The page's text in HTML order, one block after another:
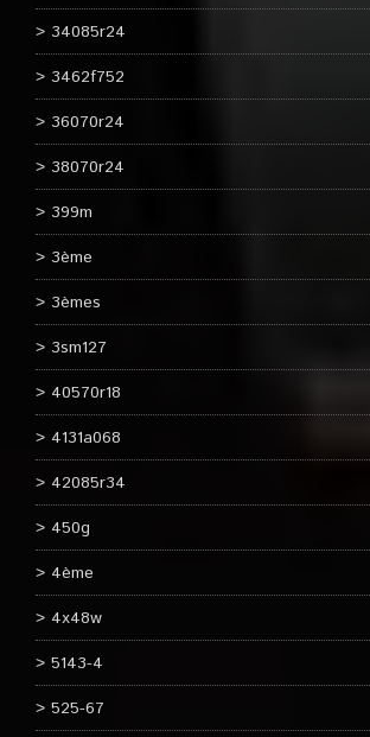
34085r24
3462f752
36070r24
38070r24
399m
3ème
3èmes
3sm127
40570r18
4131a068
42085r34
450g
4ème
4x48w
5143-4
525-67